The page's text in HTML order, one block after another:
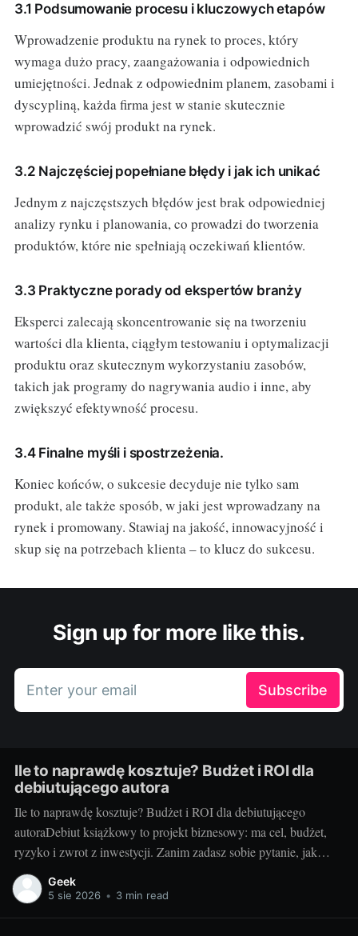
3.1 Podsumowanie procesu i kluczowych etapów
Wprowadzenie produktu na rynek to proces, który
wymaga dużo pracy, zaangażowania i odpowiednich
umiejętności. Jednak z odpowiednim planem, zasobami i
dyscypliną, każda firma jest w stanie skutecznie
wprowadzić swój produkt na rynek.
3.2 Najczęściej popełniane błędy i jak ich unikać
Jednym z najczęstszych błędów jest brak odpowiedniej
analizy rynku i planowania, co prowadzi do tworzenia
produktów, które nie spełniają oczekiwań klientów.
3.3 Praktyczne porady od ekspertów branży
Eksperci zalecają skoncentrowanie się na tworzeniu
wartości dla klienta, ciągłym testowaniu i optymalizacji
produktu oraz skutecznym wykorzystaniu zasobów,
takich jak programy do nagrywania audio i inne, aby
zwiększyć efektywność procesu.
3.4 Finalne myśli i spostrzeżenia.
Koniec końców, o sukcesie decyduje nie tylko sam
produkt, ale także sposób, w jaki jest wprowadzany na
rynek i promowany. Stawiaj na jakość, innowacyjność i
skup się na potrzebach klienta – to klucz do sukcesu.
Sign up for more like this.
Enter your email Subscribe
Ile to naprawdę kosztuje? Budżet i ROI dla
debiutującego autora
Ile to naprawdę kosztuje? Budżet i ROI dla debiutującego
autoraDebiut książkowy to projekt biznesowy: ma cel, budżet,
ryzyko i zwrot z inwestycji. Zanim zadasz sobie pytanie, jak
wydać książkę, policz koszty i sprawdź, kiedy inwestycja się
spina. Ten przewodnik pokazuje, jak świadomie ułożyć budżet,
Geek
5 sie 2026 • 3 min read